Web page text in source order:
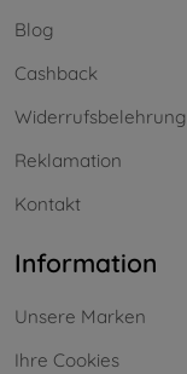
Blog
Cashback
Widerrufsbelehrung
Reklamation
Kontakt
Information
Unsere Marken
Ihre Cookies